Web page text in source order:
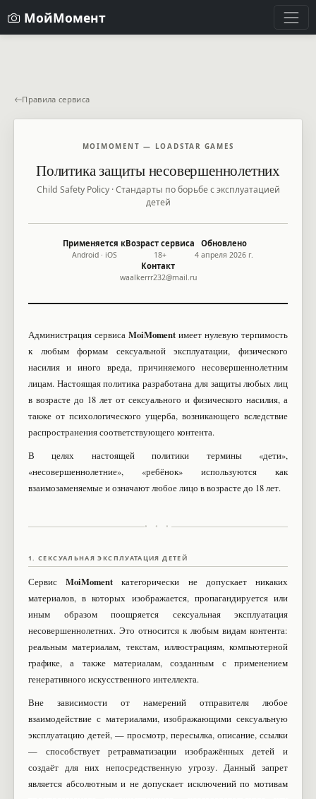
МойМомент
Правила сервиса
MOIMOMENT — LOADSTAR GAMES
Политика защиты несовершеннолетних
Child Safety Policy · Стандарты по борьбе с эксплуатацией
детей
Применяется к
Android · iOS
Возраст сервиса
18+
Обновлено
4 апреля 2026 г.
Контакт
waalkerrr232@mail.ru
Администрация сервиса MoiMoment имеет нулевую терпимость
к любым формам сексуальной эксплуатации, физического
насилия и иного вреда, причиняемого несовершеннолетним
лицам. Настоящая политика разработана для защиты любых лиц
в возрасте до 18 лет от сексуального и физического насилия, а
также от психологического ущерба, возникающего вследствие
распространения соответствующего контента.
В целях настоящей политики термины «дети»,
«несовершеннолетние», «ребёнок» используются как
взаимозаменяемые и означают любое лицо в возрасте до 18 лет.
• • •
1. СЕКСУАЛЬНАЯ ЭКСПЛУАТАЦИЯ ДЕТЕЙ
СервисMoiMoment категорически не допускает никаких
материалов, в которых изображается, пропагандируется или
иным образом поощряется сексуальная эксплуатация
несовершеннолетних. Это относится к любым видам контента:
реальным материалам, текстам, иллюстрациям, компьютерной
графике, а также материалам, созданным с применением
генеративного искусственного интеллекта.
Вне зависимости от намерений отправителя любое
взаимодействие с материалами, изображающими сексуальную
эксплуатацию детей, — просмотр, пересылка, описание, ссылки
— способствует ретравматизации изображённых детей и
создаёт для них непосредственную угрозу. Данный запрет
является абсолютным и не допускает исключений по мотивам